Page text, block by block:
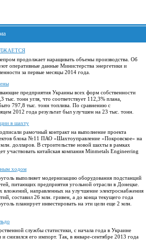
продолжает наращивать объемы производства. Об
оперативные данные Министерства энергетики и
за первые месяцы 2014 года.
предприятия Украины всех форм собственности
тыс. тонн угля, что соответствует 112,3% плана,
797,8 тыс. тонн топлива. По сравнению с
2012 года результат был улучшен на 23 тыс. тонн.
в шахту
рамочный контракт на выполнение проекта
блока №11 ПАО «Шахтоуправление «Покровское» на
долларов. В строительстве новой шахты в рамках
участвовать китайская компания Minmetals Engineering
ходом
выполняет модернизацию оборудования подстанций
питающих предприятия угольной отрасли в Донецке.
вложений, направленных на улучшение электроснабжения
составил 26 млн. гривен, а до конца текущего года
планирует инвестировать на эти цели еще 2 млн.
службы статистики, с начала года в Украине
и снизился его импорт. Так, в январе-сентябре 2013 года